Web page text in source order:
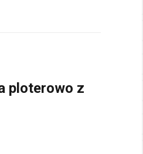
ploterowo z